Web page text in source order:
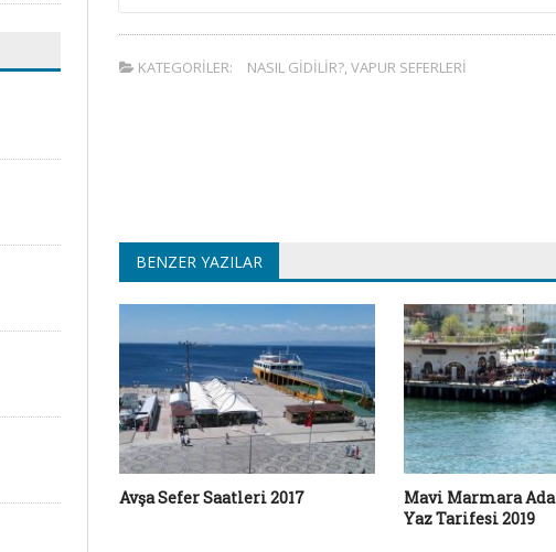
KATEGORILER: NASIL GIDILIR?,VAPUR SEFERLERI
BENZER YAZILAR
Avşa Sefer Saatleri 2017
Mavi Marmara
Yaz Tarifesi 2019